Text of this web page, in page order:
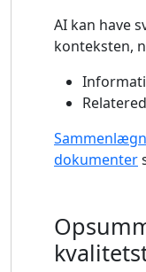
AI kan have
konteksten,
dokumenter